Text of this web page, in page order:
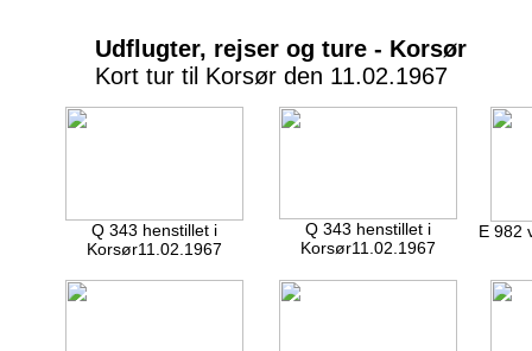
Udflugter, rejser og ture - Korsør
Kort tur til Korsør den 11.02.1967
Q 343 henstillet i
Korsør11.02.1967
Q 343 henstillet i
Korsør11.02.1967
E 982